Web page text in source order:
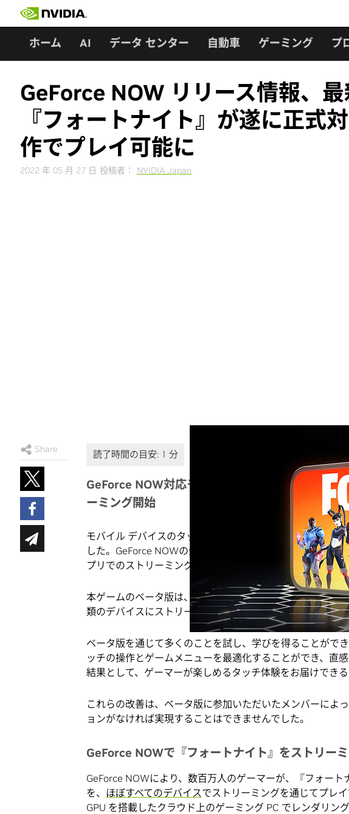
ホーム AI データ センター 自動車 ゲーミング プ
GeForce NOW リリース情報、
『フォートナイト』が遂に正式
作でプレイ可能に
2022 年 05 月 27 日 投稿者： NVIDIA Japan
Share
GeForce NOW対応モバイルデバイスのiOS
ーミング開始
モバイル デバイスのタッチ操作でプレイ可能な『フォート
した。GeForce NOWの全メンバーが、 iOS の
Safari ウェ
プリでのストリーミングを通じてプレイすることができま
本ゲームのベータ版は、50 万人以上のGeForce NOWメン
類のデバイスにストリーミングし、大成功を収めました。
ベータ版を通じて多くのことを試し、学びを得ることがで
ッチの操作とゲームメニューを最適化することができ、直
結果として、ゲーマーが楽しめるタッチ体験をお届けできる
これらの改善は、ベータ版に参加いただいたメンバーによ
ョンがなければ実現することはできませんでした。
GeForce NOWで『フォートナイト』をストリー
GeForce NOWにより、数百万人のゲーマーが、『フォー
を、 ほぼすべてのデバイスでストリーミングを通じてプレ
GPU を搭載したクラウド上のゲーミング PC でレンダリン